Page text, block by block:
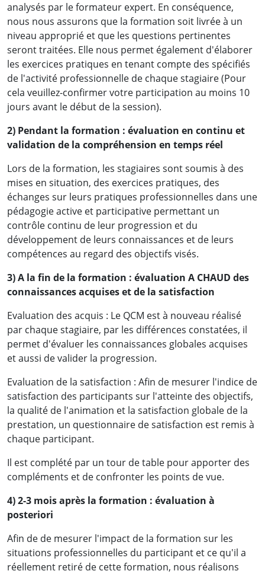
analysés par le formateur expert. En conséquence,
nous nous assurons que la formation soit livrée à un
niveau approprié et que les questions pertinentes
seront traitées. Elle nous permet également d'élaborer
les exercices pratiques en tenant compte des spécifiés
de l'activité professionnelle de chaque stagiaire (Pour
cela veuillez-confirmer votre participation au moins 10
jours avant le début de la session).
2) Pendant la formation : évaluation en continu et
validation de la compréhension en temps réel
Lors de la formation, les stagiaires sont soumis à des
mises en situation, des exercices pratiques, des
échanges sur leurs pratiques professionnelles dans une
pédagogie active et participative permettant un
contrôle continu de leur progression et du
développement de leurs connaissances et de leurs
compétences au regard des objectifs visés.
3) A la fin de la formation : évaluation A CHAUD des
connaissances acquises et de la satisfaction
Evaluation des acquis : Le QCM est à nouveau réalisé
par chaque stagiaire, par les différences constatées, il
permet d'évaluer les connaissances globales acquises
et aussi de valider la progression.
Evaluation de la satisfaction : Afin de mesurer l'indice de
satisfaction des participants sur l'atteinte des objectifs,
la qualité de l'animation et la satisfaction globale de la
prestation, un questionnaire de satisfaction est remis à
chaque participant.
Il est complété par un tour de table pour apporter des
compléments et de confronter les points de vue.
4) 2-3 mois après la formation : évaluation à
posteriori
Afin de de mesurer l'impact de la formation sur les
situations professionnelles du participant et ce qu'il a
réellement retiré de cette formation, nous réalisons